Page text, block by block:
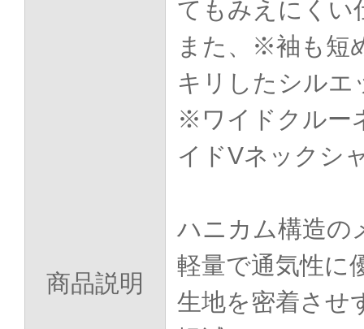
商品説明
てもみえにくい
また、※袖も短
キリしたシルエ
※ワイドクルー
イドVネックシ
ハニカム構造の
軽量で通気性に
生地を密着させ